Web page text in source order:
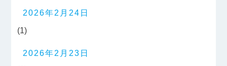
2026年2月24日
(1)
2026年2月23日